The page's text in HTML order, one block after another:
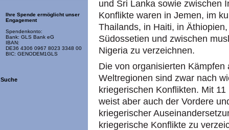
Ihre Spende ermöglicht unser
Engagement
Spendenkonto:
Bank: GLS Bank eG
IBAN:
DE36 4306 0967 8023 3348 00
BIC: GENODEM1GLS
Suche
und Sri Lanka sowie zwischen
Konflikte waren in Jemen, im
Thailands, in Haiti, in
Südossetien und zwischen
Nigeria zu verzeichnen.
Die von organisierten
Weltregionen sind zwar nach
kriegerischen Konflikten. Mit
weist aber auch der Vordere
kriegerischer
kriegerische Konflikte zu